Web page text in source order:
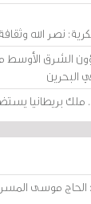
نصر الله
الشرق الأوسط
البحرين
.. ملك بريطانيا
الحاج موسى